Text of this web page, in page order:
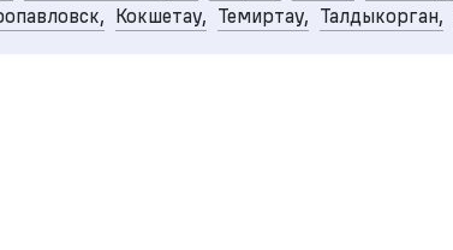
Кокшетау, Темиртау, Талдыкорган,